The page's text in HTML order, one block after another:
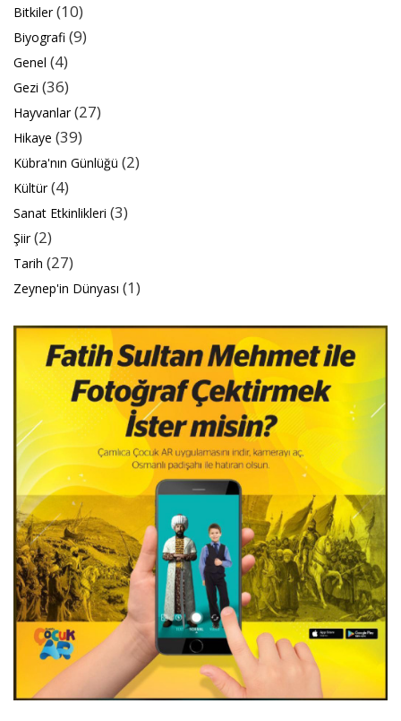
Bitkiler(10)
Biyografi (9)
Genel (4)
Gezi (36)
Hayvanlar(27)
Hikaye (39)
Kübra'nın Günlüğü (2)
Kültür(4)
Sanat Etkinlikleri (3)
Şiir(2)
Tarih (27)
Zeynep'in Dünyası (1)